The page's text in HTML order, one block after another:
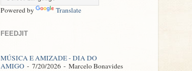
Powered by Translate
FEEDJIT
MÚSICA E AMIZADE - DIA DO
AMIGO - 7/20/2026 - Marcelo Bonavides